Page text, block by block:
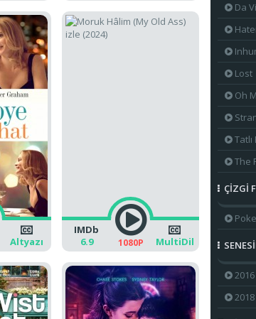
Altyazı
IMDb
6.9
1080P MultiDil
Da
Lost
Oh
Tatlı
The
ÇİZGİ